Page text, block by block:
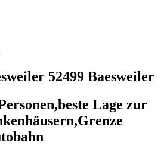
52499 Baesweiler
Lage zur